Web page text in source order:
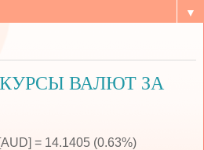
▼
ВАЛЮТ ЗА
= 14.1405 (0.63%)